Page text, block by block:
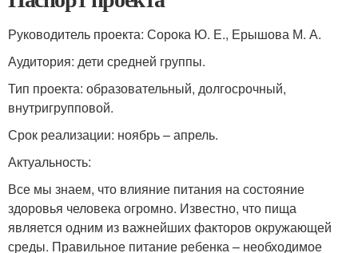
Руководитель проекта: Сорока Ю. Е., Ерышова М. А.
Аудитория: дети средней группы.
Тип проекта: образовательный, долгосрочный,
внутригрупповой.
Срок реализации: ноябрь – апрель.
Актуальность:
Все мы знаем, что влияние питания на состояние
здоровья человека огромно. Известно, что пища
является одним из важнейших факторов окружающей
среды. Правильное питание ребенка – необходимое